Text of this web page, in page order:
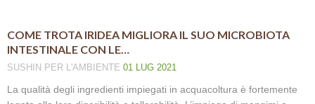
COME TROTA IRIDEA MIGLIORA IL SUO MICROBIOTA
INTESTINALE CON LE…
SUSHIN PER L'AMBIENTE 01 LUG 2021
La qualità degli ingredienti impiegati in acquacoltura è fortemente